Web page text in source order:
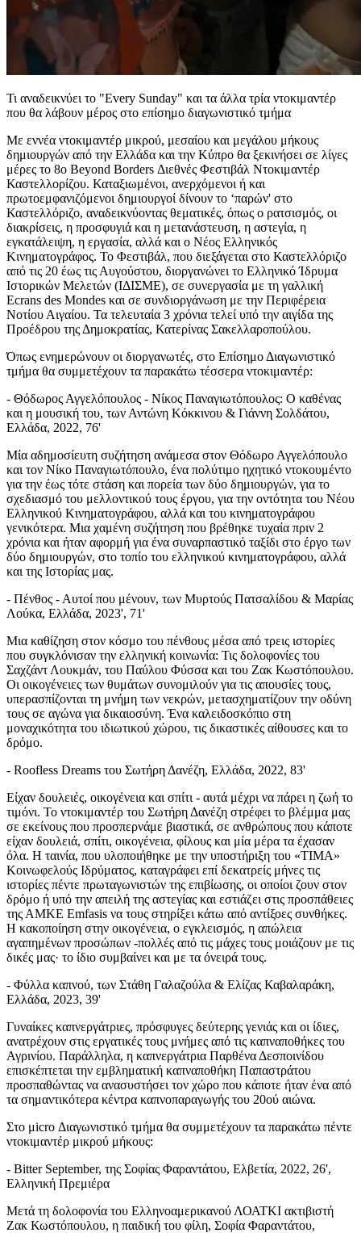
Τι αναδεικνύει το "Every Sunday" και τα άλλα τρία ντοκιμαντέρ
που θα λάβουν μέρος στο επίσημο διαγωνιστικό τμήμα
Με εννέα ντοκιμαντέρ μικρού, μεσαίου και μεγάλου μήκους
δημιουργών από την Ελλάδα και την Κύπρο θα ξεκινήσει σε λίγες
μέρες το 8ο Beyond Borders Διεθνές Φεστιβάλ Ντοκιμαντέρ
Καστελλορίζου. Καταξιωμένοι, ανερχόμενοι ή και
πρωτοεμφανιζόμενοι δημιουργοί δίνουν το ‘παρών' στο
Καστελλόριζο, αναδεικνύοντας θεματικές, όπως ο ρατσισμός, οι
διακρίσεις, η προσφυγιά και η μετανάστευση, η αστεγία, η
εγκατάλειψη, η εργασία, αλλά και ο Νέος Ελληνικός
Κινηματογράφος. Το Φεστιβάλ, που διεξάγεται στο Καστελλόριζο
από τις 20 έως τις Αυγούστου, διοργανώνει το Ελληνικό Ίδρυμα
Ιστορικών Μελετών (ΙΔΙΣΜΕ), σε συνεργασία με τη γαλλική
Ecrans des Mondes και σε συνδιοργάνωση με την Περιφέρεια
Νοτίου Αιγαίου. Τα τελευταία 3 χρόνια τελεί υπό την αιγίδα της
Προέδρου της Δημοκρατίας, Κατερίνας Σακελλαροπούλου.
Όπως ενημερώνουν οι διοργανωτές, στο Επίσημο Διαγωνιστικό
τμήμα θα συμμετέχουν τα παρακάτω τέσσερα ντοκιμαντέρ:
- Θόδωρος Αγγελόπουλος - Νίκος Παναγιωτόπουλος: Ο καθένας
και η μουσική του, των Αντώνη Κόκκινου & Γιάννη Σολδάτου,
Ελλάδα, 2022, 76'
Μία αδημοσίευτη συζήτηση ανάμεσα στον Θόδωρο Αγγελόπουλο
και τον Νίκο Παναγιωτόπουλο, ένα πολύτιμο ηχητικό ντοκουμέντο
για την έως τότε στάση και πορεία των δύο δημιουργών, για το
σχεδιασμό του μελλοντικού τους έργου, για την οντότητα του Νέου
Ελληνικού Κινηματογράφου, αλλά και του κινηματογράφου
γενικότερα. Μια χαμένη συζήτηση που βρέθηκε τυχαία πριν 2
χρόνια και ήταν αφορμή για ένα συναρπαστικό ταξίδι στο έργο των
δύο δημιουργών, στο τοπίο του ελληνικού κινηματογράφου, αλλά
και της Ιστορίας μας.
- Πένθος - Αυτοί που μένουν, των Μυρτούς Πατσαλίδου & Μαρίας
Λούκα, Ελλάδα, 2023', 71'
Μια καθίζηση στον κόσμο του πένθους μέσα από τρεις ιστορίες
που συγκλόνισαν την ελληνική κοινωνία: Τις δολοφονίες του
Σαχζάντ Λουκμάν, του Παύλου Φύσσα και του Ζακ Κωστόπουλου.
Οι οικογένειες των θυμάτων συνομιλούν για τις απουσίες τους,
υπερασπίζονται τη μνήμη των νεκρών, μετασχηματίζουν την οδύνη
τους σε αγώνα για δικαιοσύνη. Ένα καλειδοσκόπιο στη
μοναχικότητα του ιδιωτικού χώρου, τις δικαστικές αίθουσες και το
δρόμο.
- Roofless Dreams του Σωτήρη Δανέζη, Ελλάδα, 2022, 83'
Είχαν δουλειές, οικογένεια και σπίτι - αυτά μέχρι να πάρει η ζωή το
τιμόνι. Το ντοκιμαντέρ του Σωτήρη Δανέζη στρέφει το βλέμμα μας
σε εκείνους που προσπερνάμε βιαστικά, σε ανθρώπους που κάποτε
είχαν δουλειά, σπίτι, οικογένεια, φίλους και μία μέρα τα έχασαν
όλα. Η ταινία, που υλοποιήθηκε με την υποστήριξη του «ΤΙΜΑ»
Κοινωφελούς Ιδρύματος, καταγράφει επί δεκατρείς μήνες τις
ιστορίες πέντε πρωταγωνιστών της επιβίωσης, οι οποίοι ζουν στον
δρόμο ή υπό την απειλή της αστεγίας και εστιάζει στις προσπάθειες
της ΑΜΚΕ Emfasis να τους στηρίξει κάτω από αντίξοες συνθήκες.
Η κακοποίηση στην οικογένεια, ο εγκλεισμός, η απώλεια
αγαπημένων προσώπων -πολλές από τις μάχες τους μοιάζουν με τις
δικές μας· το ίδιο συμβαίνει και με τα όνειρά τους.
- Φύλλα καπνού, των Στάθη Γαλαζούλα & Ελίζας Καβαλαράκη,
Ελλάδα, 2023, 39'
Γυναίκες καπνεργάτριες, πρόσφυγες δεύτερης γενιάς και οι ίδιες,
ανατρέχουν στις εργατικές τους μνήμες από τις καπναποθήκες του
Αγρινίου. Παράλληλα, η καπνεργάτρια Παρθένα Δεσποινίδου
επισκέπτεται την εμβληματική καπναποθήκη Παπαστράτου
προσπαθώντας να ανασυστήσει τον χώρο που κάποτε ήταν ένα από
τα σημαντικότερα κέντρα καπνοπαραγωγής του 20ού αιώνα.
Στο μicro Διαγωνιστικό τμήμα θα συμμετέχουν τα παρακάτω πέντε
ντοκιμαντέρ μικρού μήκους:
- Bitter September, της Σοφίας Φαραντάτου, Ελβετία, 2022, 26',
Ελληνική Πρεμιέρα
Μετά τη δολοφονία του Ελληνοαμερικανού ΛΟΑΤΚΙ ακτιβιστή
Ζακ Κωστόπουλου, η παιδική του φίλη, Σοφία Φαραντάτου,